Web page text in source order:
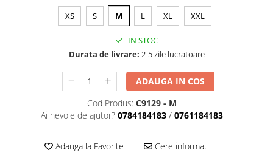
XS S M L XL XXL
IN STOC
Durata de livrare: 2-5 zile lucratoare
ADAUGA IN COS
Cod Produs: C9129 - M
Ai nevoie de ajutor? 0784184183 / 0761184183
Adauga la Favorite Cere informatii